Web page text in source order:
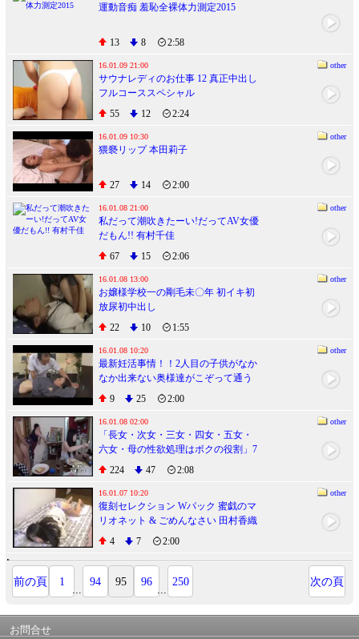
運動音痴 羞恥全裸体力測定2015
13 8 2:58
16.01.09 21:00 other
サウナレディのお仕事 12 真正中出し
フルコーススペシャル
55
12 2:24
16.01.09 10:30 other
猥褻リップ 本田莉子
27 14 2:00
16.01.08 21:00 other
私だって潮吹きたーい!だってAV女優
だもん!! 有村千佳
67
15 2:06
16.01.08 13:00 other
お嬢様学校一の剛毛未〇年 初イキ初
放尿初中出し
22
10 1:55
16.01.08 10:20 other
最新妊活事情！！2人目の子供がなか
なか出来ない奥様達がこぞって通う
不妊治療で有名な整体マッサージ店
9 25 2:00
16.01.08 02:00 other
「長女・次女・三女・四女・五女・
六女・母の性欲処理はボクの役割」7
人連続セックスで精子からっぽ朝生
224 47 2:08
16.01.07 10:20 other
復刻セレクション Wパック 蜜戯のマ
リオネット & ごめんなさい 田村香織
4
7 2:00
前の頁 1
...
94 95 96
...
250 次の頁
お問合せ